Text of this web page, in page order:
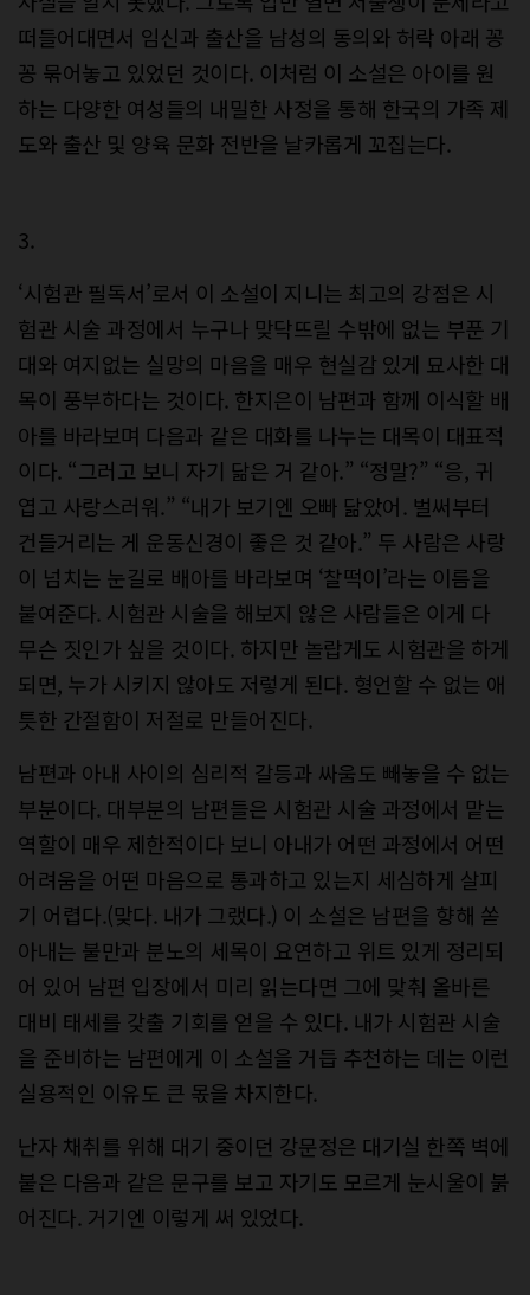
떠들어대면서 임신과 출산을 남성의 동의와 허락 아래 꽁
꽁 묶어놓고 있었던 것이다. 이처럼 이 소설은 아이를 원
하는 다양한 여성들의 내밀한 사정을 통해 한국의 가족 제
도와 출산 및 양육 문화 전반을 날카롭게 꼬집는다.
3.
‘시험관 필독서’로서 이 소설이 지니는 최고의 강점은 시
험관 시술 과정에서 누구나 맞닥뜨릴 수밖에 없는 부푼 기
대와 여지없는 실망의 마음을 매우 현실감 있게 묘사한 대
목이 풍부하다는 것이다. 한지은이 남편과 함께 이식할 배
아를 바라보며 다음과 같은 대화를 나누는 대목이 대표적
이다. “그러고 보니 자기 닮은 거 같아.” “정말?” “응, 귀
엽고 사랑스러워.” “내가 보기엔 오빠 닮았어. 벌써부터
건들거리는 게 운동신경이 좋은 것 같아.” 두 사람은 사랑
이 넘치는 눈길로 배아를 바라보며 ‘찰떡이’라는 이름을
붙여준다. 시험관 시술을 해보지 않은 사람들은 이게 다
무슨 짓인가 싶을 것이다. 하지만 놀랍게도 시험관을 하게
되면, 누가 시키지 않아도 저렇게 된다. 형언할 수 없는 애
틋한 간절함이 저절로 만들어진다.
남편과 아내 사이의 심리적 갈등과 싸움도 빼놓을 수 없는
부분이다. 대부분의 남편들은 시험관 시술 과정에서 맡는
역할이 매우 제한적이다 보니 아내가 어떤 과정에서 어떤
어려움을 어떤 마음으로 통과하고 있는지 세심하게 살피
기 어렵다.(맞다. 내가 그랬다.) 이 소설은 남편을 향해 쏟
아내는 불만과 분노의 세목이 요연하고 위트 있게 정리되
어 있어 남편 입장에서 미리 읽는다면 그에 맞춰 올바른
대비 태세를 갖출 기회를 얻을 수 있다. 내가 시험관 시술
을 준비하는 남편에게 이 소설을 거듭 추천하는 데는 이런
실용적인 이유도 큰 몫을 차지한다.
난자 채취를 위해 대기 중이던 강문정은 대기실 한쪽 벽에
붙은 다음과 같은 문구를 보고 자기도 모르게 눈시울이 붉
어진다. 거기엔 이렇게 써 있었다.